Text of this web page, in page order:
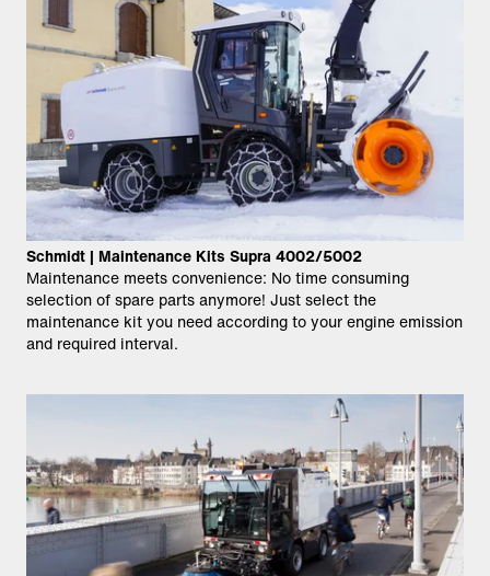
Schmidt | Maintenance Kits Supra 4002/5002
Maintenance meets convenience: No time consuming
selection of spare parts anymore! Just select the
maintenance kit you need according to your engine emission
and required interval.